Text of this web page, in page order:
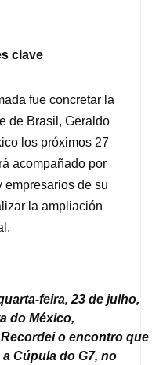
clave
fue concretar la
de Brasil, Geraldo
los próximos 27
acompañado por
empresarios de su
la ampliación
feira, 23 de julho,
do México,
o encontro que
Cúpula do G7, no